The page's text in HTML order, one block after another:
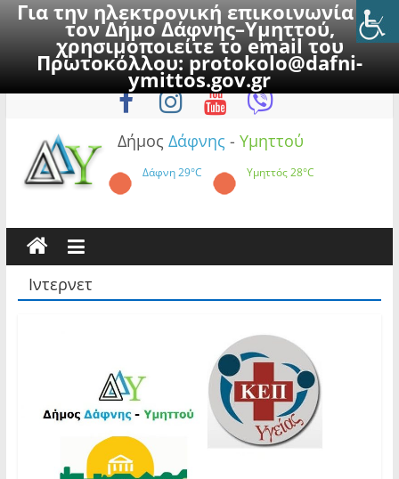
Για την ηλεκτρονική επικοινωνία με
τον Δήμο Δάφνης–Υμηττού,
χρησιμοποιείτε το email του
Πρωτοκόλλου:protokolo@dafni-
ymittos.gov.gr
to
Δευτέρα, 10 Αυγούστου 2026
Δήμος Δάφνης - Υμηττού
Δάφνη29°C Υμηττός28°C
Ιντερνετ